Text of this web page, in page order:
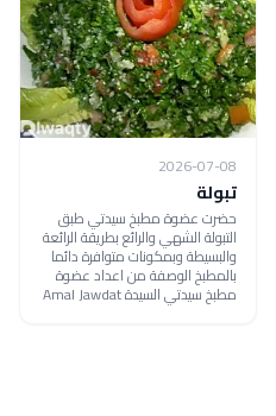
2026-07-08
تبولة
حضرت عضوة مطبخ سيدتي طبق
التبولة الشهي والرائع بطريقة الرائعة
والبسيطة وبمكونات متوافرة دائما
بالمطبخ الوصفة من اعداد عضوة
مطبخ سيدتي السيدة Amal Jawdat